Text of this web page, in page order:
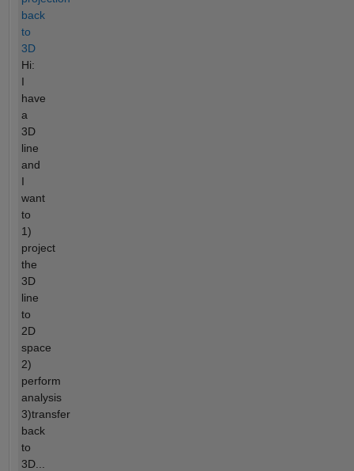
back
to
3D
Hi:
I
have
a
3D
line
and
I
want
to
1)
project
the
3D
line
to
2D
space
2)
perform
analysis
3)transfer
back
to
3D...